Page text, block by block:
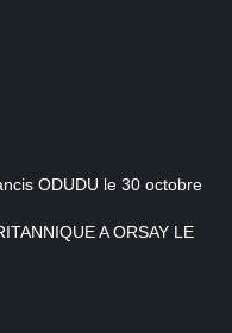
ODUDU le 30 octobre
A ORSAY LE